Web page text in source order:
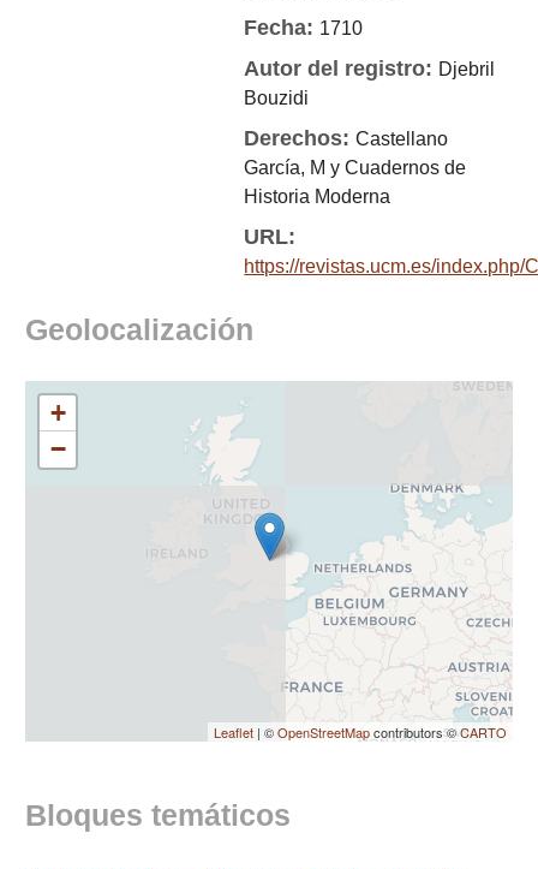
Fecha: 1710
Autor del registro: Djebril
Bouzidi
Derechos:Castellano
García, M y Cuadernos de
Historia Moderna
URL:
https://revistas.ucm.es/
Geolocalización
+
−
Leaflet | ©OpenStreetMapcontributors ©CARTO
Bloques temáticos